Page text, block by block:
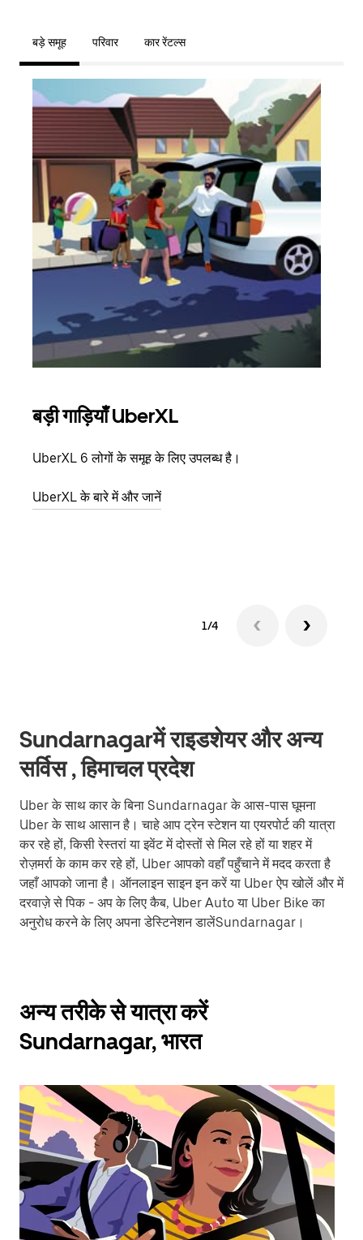
बड़े समूह परिवार कार रेंटल्स
बड़ी गाड़ियाँ UberXL
UberXL 6 लोगों के समूह के लिए उपलब्ध है।
UberXL के बारे में और जानें
1/4
Sundarnagarमें राइडशेयर और अन्य
सर्विस , हिमाचल प्रदेश
Uber के साथ कार के बिना Sundarnagar के आस-पास घूमना
Uber के साथ आसान है। चाहे आप ट्रेन स्टेशन या एयरपोर्ट की यात्रा
कर रहे हों, किसी रेस्तरां या इवेंट में दोस्तों से मिल रहे हों या शहर में
रोज़मर्रा के काम कर रहे हों, Uber आपको वहाँ पहुँचाने में मदद करता है
जहाँ आपको जाना है। ऑनलाइन साइन इन करें या Uber ऐप खोलें और में
दरवाज़े से पिक - अप के लिए कैब, Uber Auto या Uber Bike का
अनुरोध करने के लिए अपना डेस्टिनेशन डालेंSundarnagar।
अन्य तरीके से यात्रा करें
Sundarnagar, भारत